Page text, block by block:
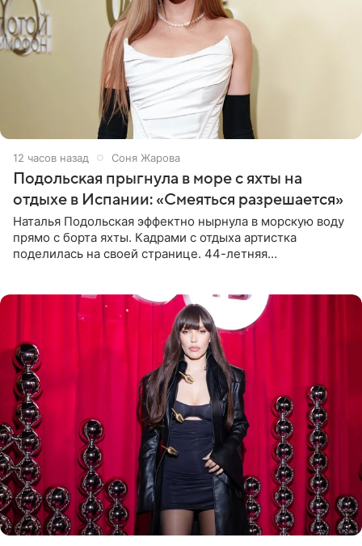
12 часов назад Соня Жарова
Подольская прыгнула в море с яхты на
отдыхе в Испании: «Смеяться разрешается»
Наталья Подольская эффектно нырнула в морскую воду
прямо с борта яхты. Кадрами с отдыха артистка
поделилась на своей странице. 44-летняя